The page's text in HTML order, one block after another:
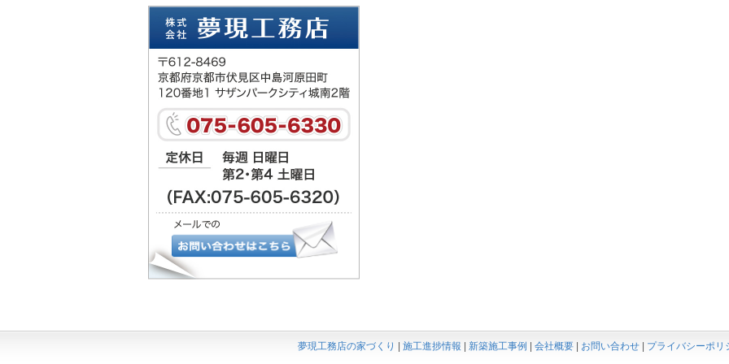
夢現工務店の家づくり 施工進捗情報 新築施工事例 会社概要 お問い合わせ プライバシーポリ